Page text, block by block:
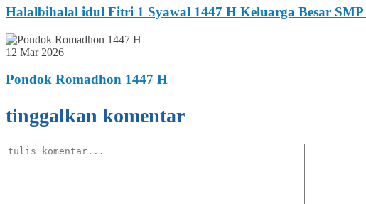
Halalbihalal idul Fitri 1 Syawal 1447 H Keluarga Besar SMP
12 Mar 2026
Pondok Romadhon 1447 H
tinggalkan komentar